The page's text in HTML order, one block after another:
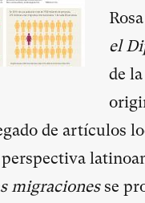
el
de
de artículos
migracionesse